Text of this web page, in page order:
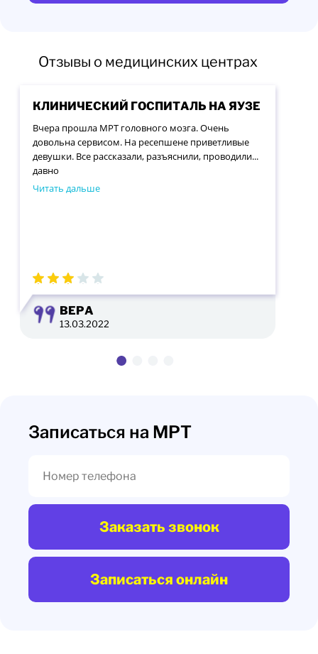
Отзывы о медицинских центрах
КЛИНИЧЕСКИЙ ГОСПИТАЛЬ НА ЯУЗЕ
Вчера прошла МРТ головного мозга. Очень
довольна сервисом. На ресепшене приветливые
девушки. Все рассказали, разъяснили, проводили...
давно
Читать дальше
ВЕРА
13.03.2022
Записаться на МРТ
Заказать звонок
Записаться онлайн